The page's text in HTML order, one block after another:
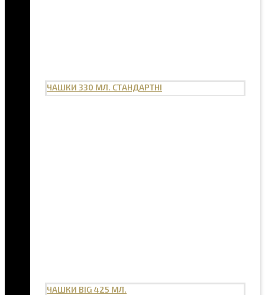
ЧАШКИ 330 МЛ. СТАНДАРТНІ
ЧАШКИ BIG 425 МЛ.